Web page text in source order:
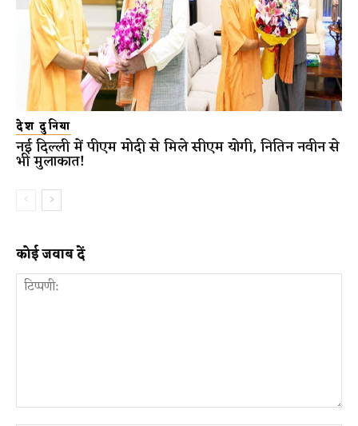
देश दुनिया
नई दिल्ली में पीएम मोदी से मिले सीएम योगी, नितिन नवीन से
भी मुलाकात!
कोई जवाब दें